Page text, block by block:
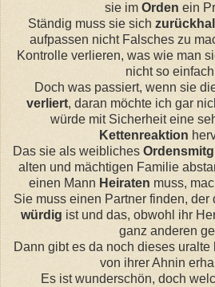
sie im Orden ein
Ständig muss sie sich
aufpassen nicht Falsches zu
Kontrolle verlieren, was wie man
nicht so
Doch was passiert, wenn sie
verliert, daran möchte ich gar
würde mit Sicherheit eine
Kettenreaktion
Das sie als weibliches
alten und mächtigen Familie
einen Mann Heiraten muss,
Sie muss einen Partner finden,
würdig ist und das, obwohl ihr
ganz anderen
Dann gibt es da noch dieses uralte
von ihrer Ahnin
Es ist wunderschön, doch